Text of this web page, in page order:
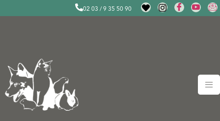
02 03 / 9 35 50 90